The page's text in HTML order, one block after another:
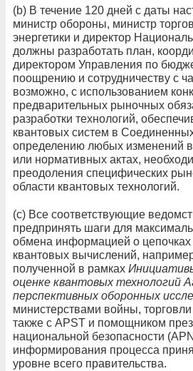
(b) В течение 120 дней с даты
министр обороны, министр
энергетики и директор
должны разработать план,
директором Управления по
поощрению и сотрудничеству с
возможно, с использованием
предварительных рыночных
разработки технологий,
квантовых систем в
определению любых изменений в
или нормативных актах,
преодоления специфических
области квантовых технологий.
(c) Все соответствующие
предпринять шаги для
обмена информацией о цепочках
квантовых вычислений,
полученной в рамках
оценке квантовых технологий
перспективных оборонных
министерствами войны, торговли
также с APST и помощником
национальной безопасности
информирования процесса
уровне всего правительства.